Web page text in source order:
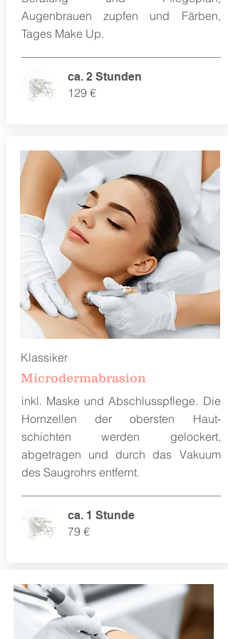
Augenbrauen zupfen und Färben,
Tages Make Up.
129 €
ca. 2 Stunden
Klassiker
Microdermabrasion
inkl. Maske und Abschlusspflege. Die
Hornzellen der obersten Haut-
schichten werden gelockert,
abgetragen und durch das Vakuum
des Saugrohrs entfernt.
79 €
ca. 1 Stunde